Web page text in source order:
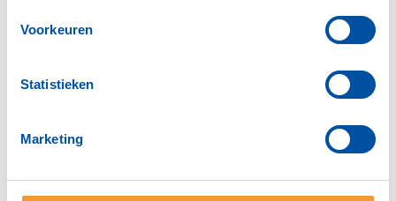
Voorkeuren
Statistieken
Marketing
clubjaar
rotaryclub Rijswijk-Ypenburg 2024-2025